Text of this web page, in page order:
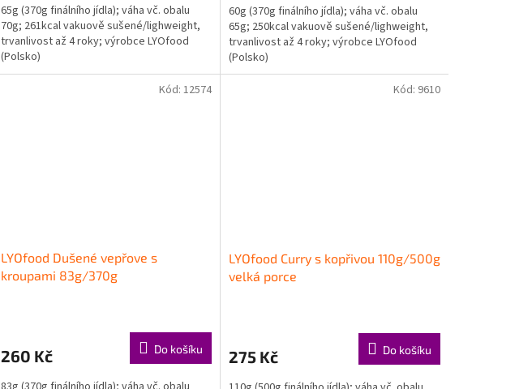
65g (370g finálního jídla); váha vč. obalu
70g; 261kcal vakuově sušené/lighweight,
trvanlivost až 4 roky; výrobce LYOfood
(Polsko)
60g (370g finálního jídla); váha vč. obalu
65g; 250kcal vakuově sušené/lighweight,
trvanlivost až 4 roky; výrobce LYOfood
(Polsko)
LYOfood Dušené vepřove s
kroupami 83g/370g
260 Kč Do košíku
Kód: 12574
LYOfood Curry s kopřivou 110g/500g
velká porce
275 Kč Do košíku
Kód: 9610